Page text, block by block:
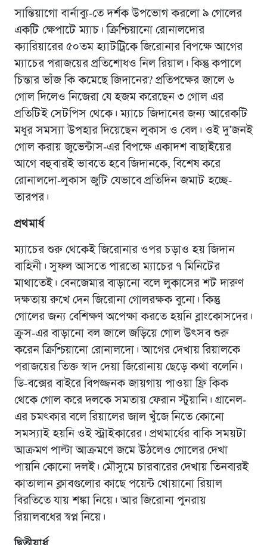
সান্তিয়াগো বার্নাব্যু-তে দর্শক উপভোগ করলো ৯ গোলের
একটি ক্ষেপাটে ম্যাচ। ক্রিশ্চিয়ানো রোনালদোর
ক্যারিয়ারের ৫০তম হ্যাটট্রিকে জিরোনার বিপক্ষে আগের
ম্যাচের পরাজয়ের প্রতিশোধও নিল রিয়াল। কিন্তু কপালে
চিন্তার ভাঁজ কি কমেছে জিদানের? প্রতিপক্ষের জালে ৬
গোল দিলেও নিজেরা যে হজম করেছেন ৩ গোল এর
প্রতিটিই সেটপিস থেকে। ম্যাচে জিদানের জন্য আরেকটি
মধুর সমস্যা উপহার দিয়েছেন লুকাস ও বেল। ওই দু’জনই
গোল করায় জুভেন্টাস-এর বিপক্ষে একাদশ বাছাইয়ের
আগে বহুবারই ভাবতে হবে জিদানকে, বিশেষ করে
রোনালদো-লুকাস জুটি যেভাবে প্রতিদিন জমাট হচ্ছে-
তারপর।
প্রথমার্ধ
ম্যাচের শুরু থেকেই জিরোনার ওপর চড়াও হয় জিদান
বাহিনী। সুফল আসতে পারতাে ম্যাচের ৭ মিনিটের
মাথাতেই। বেনজেমার বাড়ানো বলে লুকাসের শট দারুণ
দক্ষতায় রুখে দেন জিরোনা গোলরক্ষক বুনো। কিন্তু
গোলের জন্য বেশিক্ষণ অপেক্ষা করতে হয়নি ব্লাংকোসদের।
ক্রুস-এর বাড়ানো বল জালে জড়িয়ে গোল উৎসব শুরু
করেন ক্রিশ্চিয়ানো রোনালদো। আগের দেখায় রিয়ালকে
পরাজয়ের তিক্ত স্বাদ দেয়া জিরোনায় ছেড়ে কথা বলেনি।
ডি-বক্সের বাইরে বিপজ্জনক জায়গায় পাওয়া ফ্রি কিক
থেকে গোল করে দলকে সমতায় ফেরান স্টুয়ানি। গ্রানেল-
এর চমৎকার বলে রিয়ালের জাল খুঁজে নিতে কোনো
সমস্যাই হয়নি ওই স্ট্রাইকারের। প্রথমার্ধের বাকি সময়টা
আক্রমণ পাল্টা আক্রমণে জমে উঠলেও গোলের দেখা
পায়নি কোনো দলই। মৌসুমে চারবারের দেখায় তিনবারই
কাতালান ক্লাবগুলোর কাছে পয়েন্ট খোয়ানো রিয়াল
বিরতিতে যায় শঙ্কা নিয়ে। আর জিরোনা পুনরায়
রিয়ালবধের স্বপ্ন নিয়ে।